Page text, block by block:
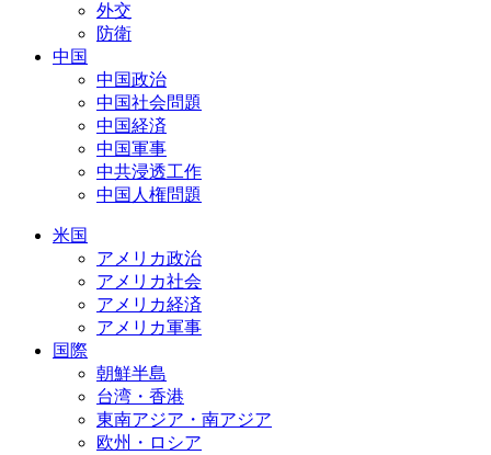
外交
防衛
中国
中国政治
中国社会問題
中国経済
中国軍事
中共浸透工作
中国人権問題
米国
アメリカ政治
アメリカ社会
アメリカ経済
アメリカ軍事
国際
朝鮮半島
台湾・香港
東南アジア・南アジア
欧州・ロシア